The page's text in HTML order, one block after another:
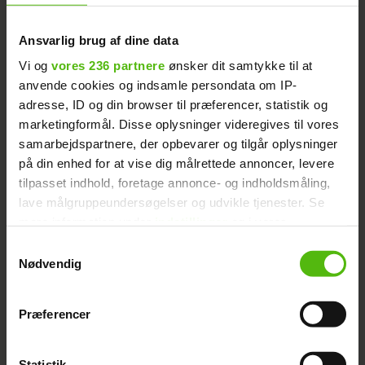
Ansvarlig brug af dine data
Vi og vores 236 partnere ønsker dit samtykke til at
anvende cookies og indsamle persondata om IP-
adresse, ID og din browser til præferencer, statistik og
marketingformål. Disse oplysninger videregives til vores
samarbejdspartnere, der opbevarer og tilgår oplysninger
på din enhed for at vise dig målrettede annoncer, levere
tilpasset indhold, foretage annonce- og indholdsmåling,
lave målgruppeundersøgelser og udvikle tjenester. Se
tilbage eller ændre indstillinger fra vores
"Cookiedeklaration", eller ved at trykke på "Privacy
Nødvendig
Præferencer
Læs også:
‘Ex on the Beach’-Nicklaes
Du kan se alle syv deltagere i billedearkivet
øverst på siden, hvor du også kan læse,
hvilke sæsoner de forskellige deltagere har
medvirket i.
Læs også:
SE HER: En gæst efterlades
i stor fare på ‘Paradise Hotel’
Læs også: